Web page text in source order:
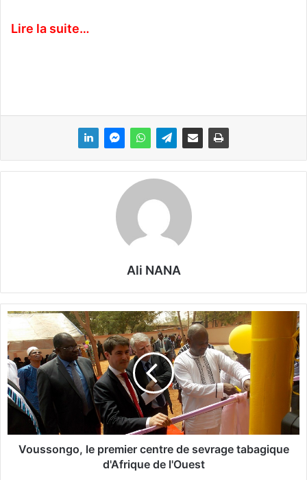
Lire la suite…
Ali NANA
V
u
s
s
o
n
o
Voussongo, le premier centre de sevrage tabagique
d'Afrique de l'Ouest